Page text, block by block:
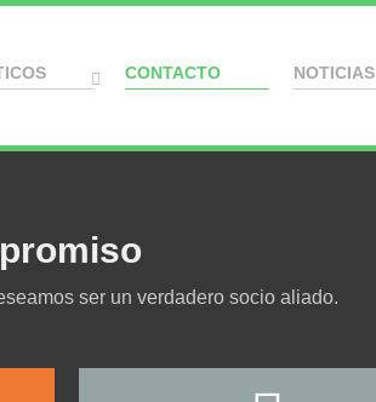
CONTACTO NOTICIAS
ser un verdadero socio aliado.